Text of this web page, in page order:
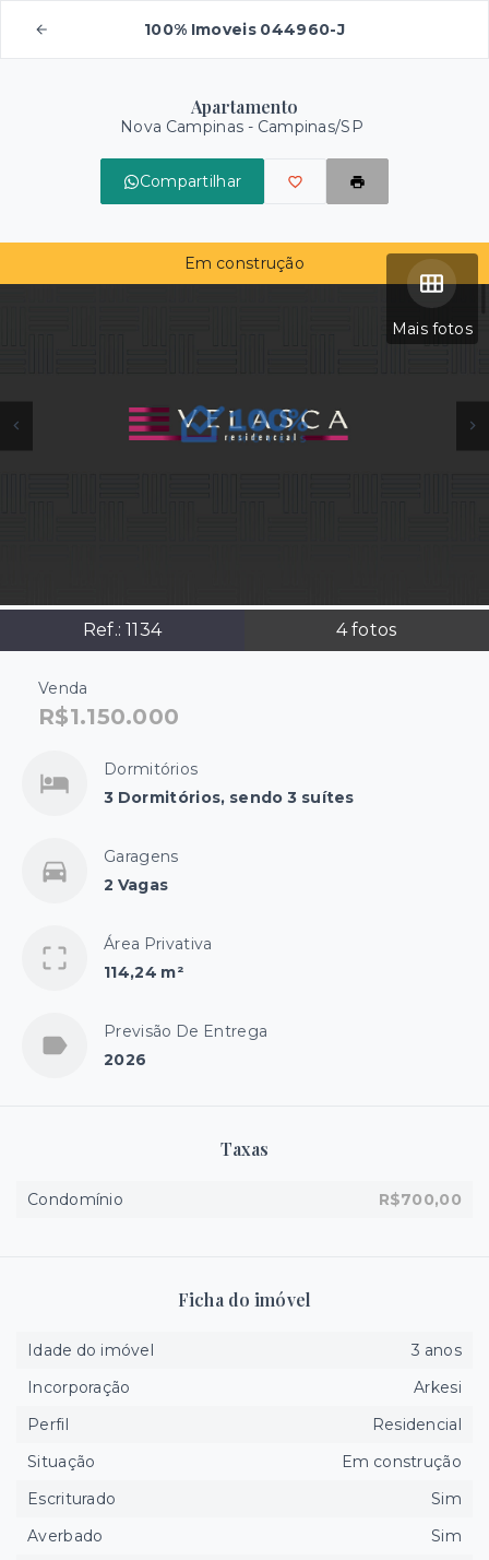
100% Imoveis 044960-J
Apartamento
Nova Campinas - Campinas/SP
Compartilhar
Mais fotos
Ref.: 1134 4fotos
Em construção
Venda
R$1.150.000
Dormitórios
3 Dormitórios, sendo 3 suítes
Garagens
2 Vagas
Área Privativa
114,24 m²
Previsão De Entrega
2026
Taxas
Condomínio R$700,00
Ficha do imóvel
Idade do imóvel
3 anos
Incorporação
Arkesi
Perfil
Residencial
Situação
Em construção
Escriturado
Sim
Averbado
Sim